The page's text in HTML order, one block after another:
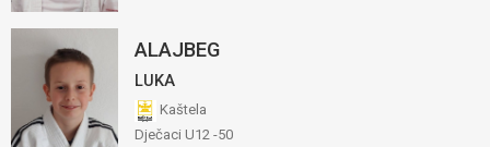
ALAJBEG
LUKA
Kaštela
Dječaci U12 -50